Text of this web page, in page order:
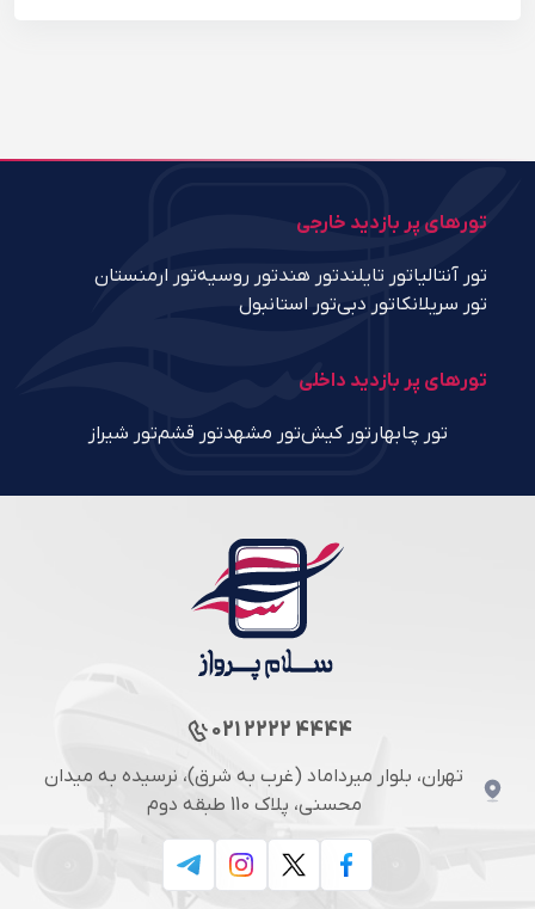
تورهای پر بازدید خارجی
تور آنتالیاتور تایلندتور هندتور روسیهتور ارمنستان
تور سریلانکاتور دبیتور استانبول
تورهای پر بازدید داخلی
تور چابهار تور کیشتور مشهدتور قشمتور شیراز
021 2222 4444
تهران، بلوار میرداماد (غرب به شرق)، نرسیده به میدان
محسنی، پلاک 110 طبقه دوم